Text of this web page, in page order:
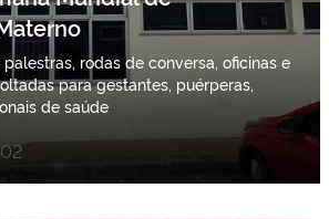
rodas de conversa, oficinas e
para gestantes, puérperas,
de saúde